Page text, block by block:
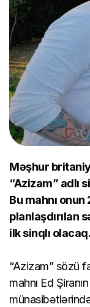
Məşhur
“Azizam” adlı
Bu mahnı
planlaşdırılan
ilk sinqlı olacaq.
“Azizam” sözü
mahnı Ed